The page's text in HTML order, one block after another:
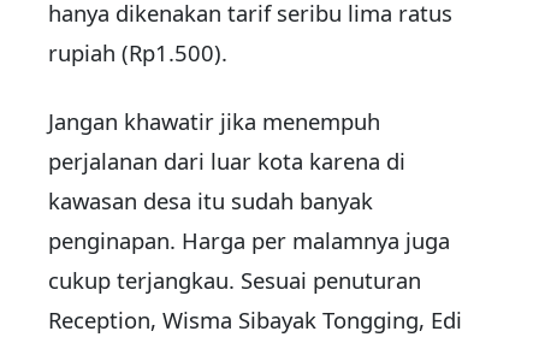
hanya dikenakan tarif seribu lima ratus
rupiah (Rp1.500).
Jangan khawatir jika menempuh
perjalanan dari luar kota karena di
kawasan desa itu sudah banyak
penginapan. Harga per malamnya juga
cukup terjangkau. Sesuai penuturan
Reception, Wisma Sibayak Tongging, Edi